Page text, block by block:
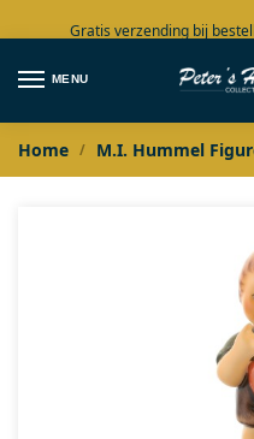
Gratis verzending bij
Grote
MENU
Home / M.I. Hummel